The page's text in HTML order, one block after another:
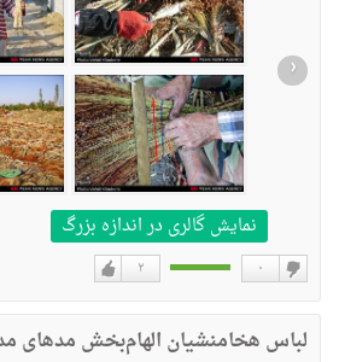
‹
نمایش گالری در اندازه بزرگ
۲ ۰
لباس هخامنشیان الهام‌بخش مدهای